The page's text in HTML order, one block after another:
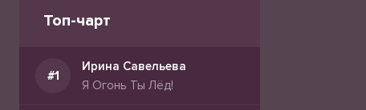
Топ-чарт
Ирина Савельева
Я Огонь Ты Лёд!